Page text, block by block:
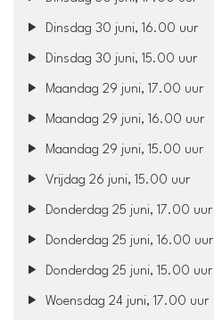
Dinsdag 30 juni, 16.00 uur
Dinsdag 30 juni, 15.00 uur
Maandag 29 juni, 17.00 uur
Maandag 29 juni, 16.00 uur
Maandag 29 juni, 15.00 uur
Vrijdag 26 juni, 15.00 uur
Donderdag 25 juni, 17.00 uur
Donderdag 25 juni, 16.00 uur
Donderdag 25 juni, 15.00 uur
Woensdag 24 juni, 17.00 uur